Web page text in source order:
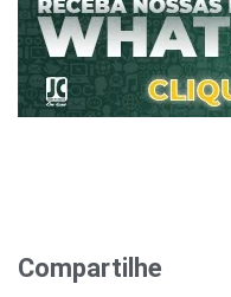
Compartilhe